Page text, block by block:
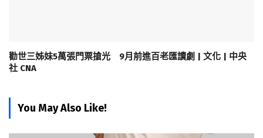
勸世三姊妹5萬張門票搶光 9月前進百老匯讀劇 | 文化 | 中央
社 CNA
You May Also Like!